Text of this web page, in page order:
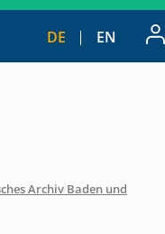
DE EN
Archiv Baden und